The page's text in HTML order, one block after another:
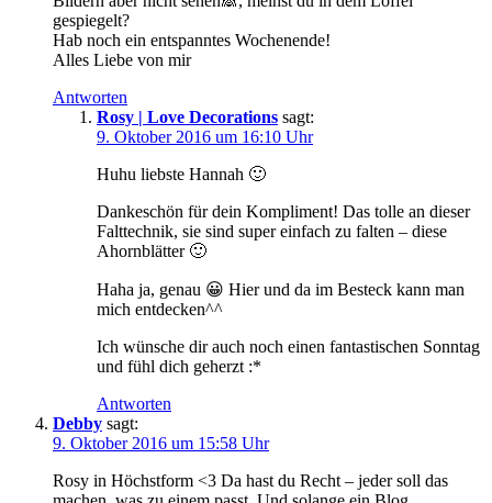
gespiegelt?
Hab noch ein entspanntes Wochenende!
Alles Liebe von mir
Antworten
Rosy | Love Decorations sagt:
9. Oktober 2016 um 16:10 Uhr
Huhu liebste Hannah 🙂
Dankeschön für dein Kompliment! Das tolle an dieser
Falttechnik, sie sind super einfach zu falten – diese
Ahornblätter 🙂
Haha ja, genau 😀 Hier und da im Besteck kann man
mich entdecken^^
Ich wünsche dir auch noch einen fantastischen Sonntag
und fühl dich geherzt :*
Antworten
Debby sagt:
9. Oktober 2016 um 15:58 Uhr
Rosy in Höchstform <3 Da hast du Recht – jeder soll das